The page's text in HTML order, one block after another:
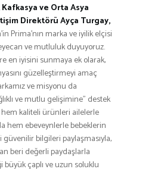
ve Orta Asya
Direktörü Ayça Turgay,
Prima’nın marka ve iyilik elçisi
ve mutluluk duyuyoruz.
en iyisini sunmaya ek olarak,
güzelleştirmeyi amaç
ve misyonu da
ve mutlu gelişimine” destek
hem kaliteli ürünleri ailelerle
hem ebeveynlerle bebeklerin
bilgileri paylaşmasıyla,
beri değerli paydaşlarla
çaplı ve uzun soluklu